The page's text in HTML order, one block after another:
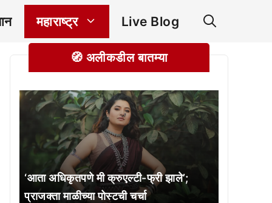
महाराष्ट्र Live Blog
🧭 अलीकडील बातम्या
‘आता अधिकृतपणे मी क्रुएल्टी-फ्री झाले’;
प्राजक्ता माळीच्या पोस्टची चर्चा